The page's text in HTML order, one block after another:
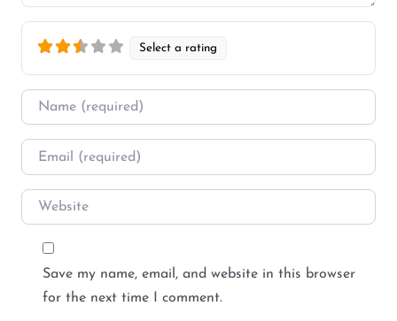
Select a rating
Name
Email
Website
Save my name, email, and website in this browser
for the next time I comment.